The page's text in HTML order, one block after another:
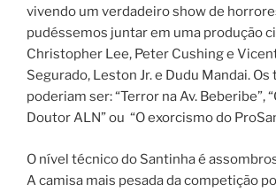
vivendo um verdadeiro show de
pudéssemos juntar em uma produção
Christopher Lee, Peter Cushing e
Segurado, Leston Jr. e Dudu Mandai.
poderiam ser: “Terror na Av. Beberibe”,
Doutor ALN” ou “O exorcismo do
O nível técnico do Santinha é
A camisa mais pesada da competição